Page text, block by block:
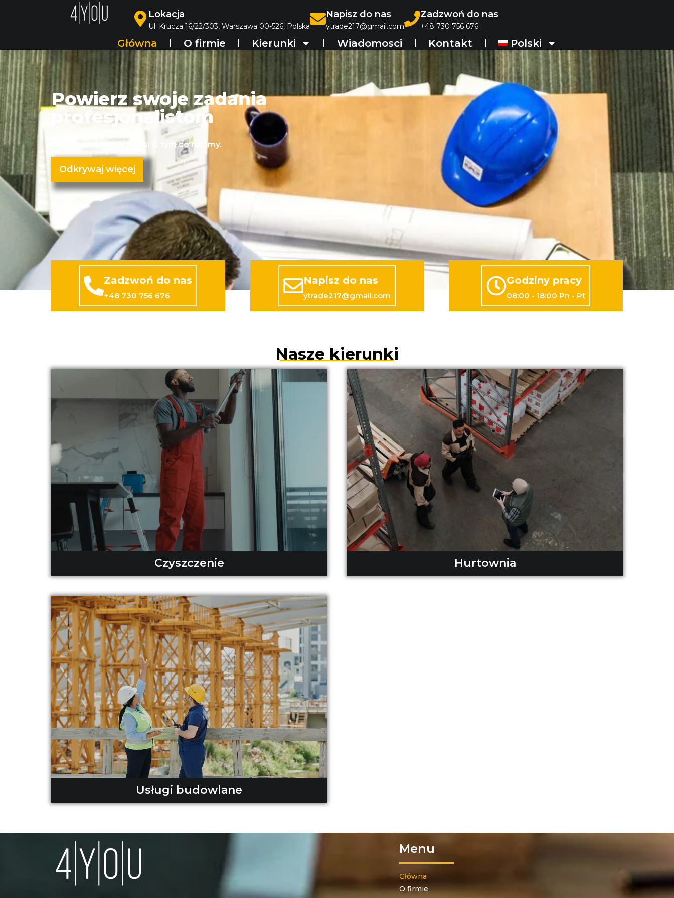
Lokacja
Ul. Krucza 16/22/303, Warszawa 00-526, Polska
Napisz do nas
ytrade217@gmail.com
Zadzwoń do nas
+48 730 756 676
Główna O firmie Kierunki Wiadomosci Kontakt Polski
Powierz swoje zadania
profesjonalistom
Staramy się być najlepsi w tym co robimy.
Odkrywaj więcej
Zadzwoń do nas
+48 730 756 676
Napisz do nas
ytrade217@gmail.com
Godziny pracy
08:00 - 18:00 Pn - Pt
Nasze kierunki
Czyszczenie Hurtownia
Usługi budowlane
Menu
Główna
O firmie